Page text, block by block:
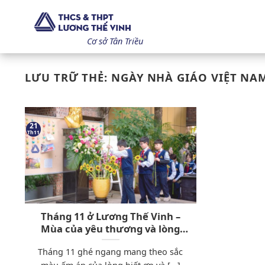
dung
Cơ sở Tân Triều
LƯU TRỮ THẺ: NGÀY NHÀ GIÁO VIỆT
Tháng 11 ở Lương Thế Vinh –
Mùa của yêu thương và lòng
biết ơn
Tháng 11 ghé ngang mang theo sắc
21
Th11